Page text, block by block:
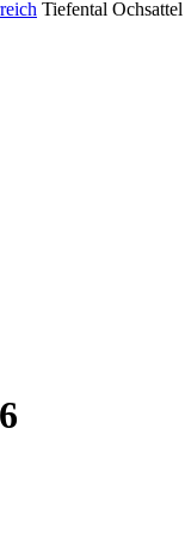
Tiefental